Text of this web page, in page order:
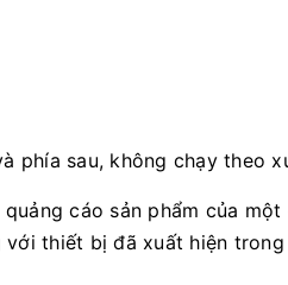
cáo sản phẩm của
với thiết bị đã xuất hiện